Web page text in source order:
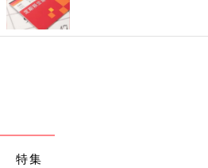
特集